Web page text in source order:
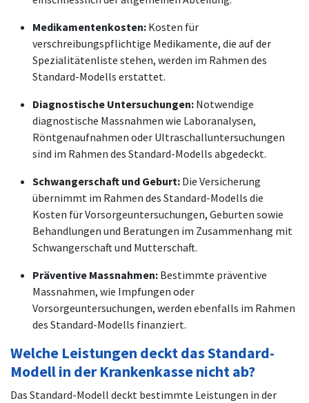
Medikamentenkosten: Kosten für
verschreibungspflichtige Medikamente, die auf der
Spezialitätenliste stehen, werden im Rahmen des
Standard-Modells erstattet.
Diagnostische Untersuchungen: Notwendige
diagnostische Massnahmen wie Laboranalysen,
Röntgenaufnahmen oder Ultraschalluntersuchungen
sind im Rahmen des Standard-Modells abgedeckt.
Schwangerschaft und Geburt: Die Versicherung
übernimmt im Rahmen des Standard-Modells die
Kosten für Vorsorgeuntersuchungen, Geburten sowie
Behandlungen und Beratungen im Zusammenhang mit
Schwangerschaft und Mutterschaft.
Präventive Massnahmen: Bestimmte präventive
Massnahmen, wie Impfungen oder
Vorsorgeuntersuchungen, werden ebenfalls im Rahmen
des Standard-Modells finanziert.
Welche Leistungen deckt das Standard-
Modell in der Krankenkasse nicht ab?
Das Standard-Modell deckt bestimmte Leistungen in der